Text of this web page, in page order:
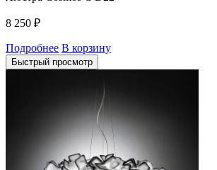
8 250 ₽
Подробнее В корзину
Быстрый просмотр